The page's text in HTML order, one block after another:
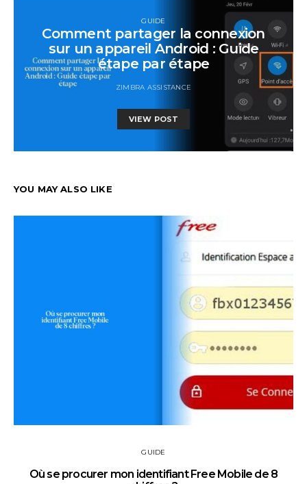
GUIDE
Comment partager la connexion
sur un appareil Android : Guide
étape par étape
ZIMBRA ASSISTANCE
VIEW POST
YOU MAY ALSO LIKE
GUIDE
Où se procurer mon identifiant Free Mobile de 8